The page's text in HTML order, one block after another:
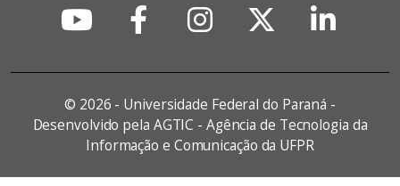
© 2026 - Universidade Federal do Paraná -
Desenvolvido pela AGTIC - Agência de Tecnologia da
Informação e Comunicação da UFPR